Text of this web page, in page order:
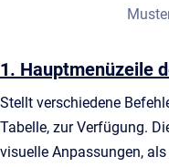
1. Hauptmenüzeile
Stellt verschiedene
Tabelle, zur Verfügung.
visuelle Anpassungen,